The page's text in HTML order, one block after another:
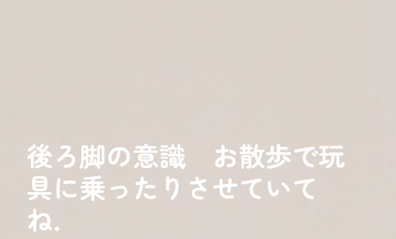
後ろ脚の意識 お散歩で玩
具に乗ったりさせていて
ね．